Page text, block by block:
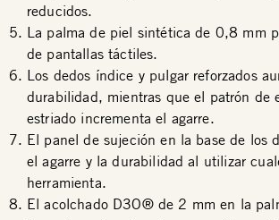
reducidos.
La palma de piel sintética de 0,8 mm
de pantallas táctiles.
Los dedos índice y pulgar reforzados
durabilidad, mientras que el patrón de
estriado incrementa el agarre.
El panel de sujeción en la base de los
el agarre y la durabilidad al utilizar
herramienta.
El acolchado D3O® de 2 mm en la